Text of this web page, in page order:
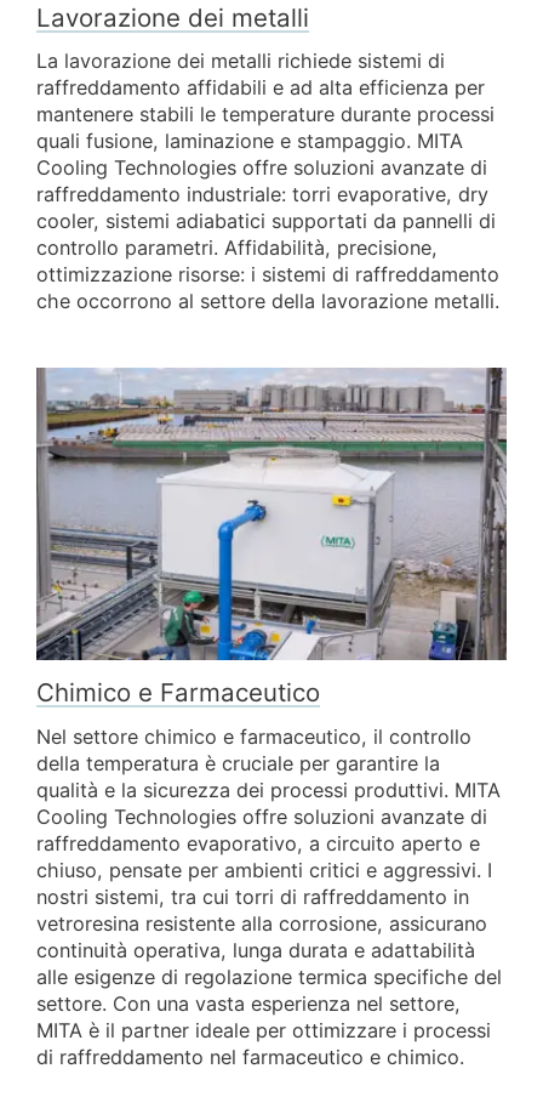
Lavorazione dei metalli
La lavorazione dei metalli richiede sistemi di
raffreddamento affidabili e ad alta efficienza per
mantenere stabili le temperature durante processi
quali fusione, laminazione e stampaggio. MITA
Cooling Technologies offre soluzioni avanzate di
raffreddamento industriale: torri evaporative, dry
cooler, sistemi adiabatici supportati da pannelli di
controllo parametri. Affidabilità, precisione,
ottimizzazione risorse: i sistemi di raffreddamento
che occorrono al settore della lavorazione metalli.
Chimico e Farmaceutico
Nel settore chimico e farmaceutico, il controllo
della temperatura è cruciale per garantire la
qualità e la sicurezza dei processi produttivi. MITA
Cooling Technologies offre soluzioni avanzate di
raffreddamento evaporativo, a circuito aperto e
chiuso, pensate per ambienti critici e aggressivi. I
nostri sistemi, tra cui torri di raffreddamento in
vetroresina resistente alla corrosione, assicurano
continuità operativa, lunga durata e adattabilità
alle esigenze di regolazione termica specifiche del
settore. Con una vasta esperienza nel settore,
MITA è il partner ideale per ottimizzare i processi
di raffreddamento nel farmaceutico e chimico.